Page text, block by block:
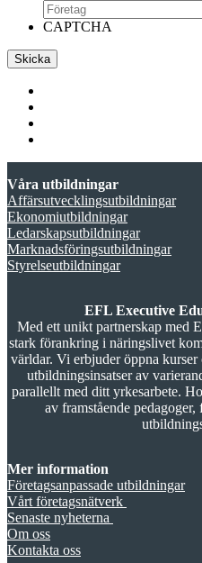
CAPTCHA
Våra utbildningar
Affärsutvecklingsutbildningar
Ekonomiutbildningar
Ledarskapsutbildningar
Marknadsföringsutbildningar
Styrelseutbildningar
EFL Executive
Med ett unikt partnerskap med
stark förankring i näringslivet
världar. Vi erbjuder öppna kurser
utbildningsinsatser av
parallellt med ditt yrkesarbete.
av framstående
Mer information
Företagsanpassade utbildningar
Vårt företagsnätverk
Senaste nyheterna
Om oss
Kontakta oss